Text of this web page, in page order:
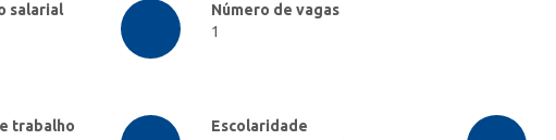
salarial
Número de vagas
1
trabalho
Escolaridade